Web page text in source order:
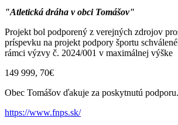
"Atletická dráha v obci Tomášov"
Projekt bol podporený z verejných zdrojov
príspevku na projekt podpory športu
rámci výzvy č. 2024/001 v maximálnej výške
149 999, 70€
Obec Tomášov ďakuje za poskytnutú podporu.
https://www.fnps.sk/